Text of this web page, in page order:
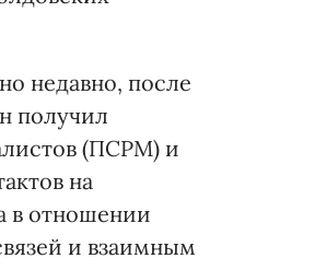
недавно, после
получил
(ПСРМ) и
на
в отношении
и взаимным